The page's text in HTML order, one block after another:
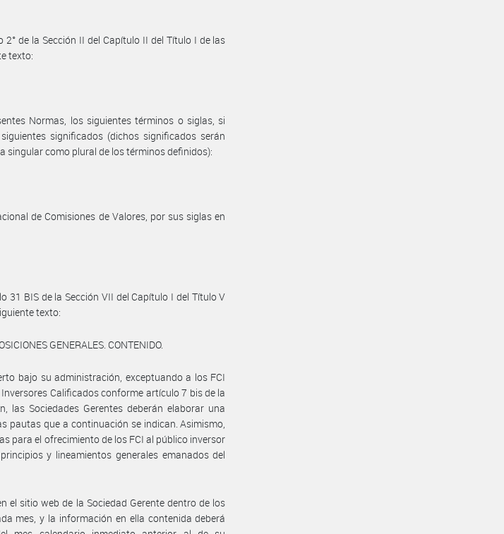
2° de la Sección II del Capítulo II del Título I de las
texto:
Normas, los siguientes términos o siglas, si
significados (dichos significados serán
singular como plural de los términos definidos):
de Comisiones de Valores, por sus siglas en
31 BIS de la Sección VII del Capítulo I del Título V
texto:
GENERALES. CONTENIDO.
bajo su administración, exceptuando a los FCI
Calificados conforme artículo 7 bis de la
las Sociedades Gerentes deberán elaborar una
pautas que a continuación se indican. Asimismo,
para el ofrecimiento de los FCI al público inversor
y lineamientos generales emanados del
el sitio web de la Sociedad Gerente dentro de los
mes, y la información en ella contenida deberá